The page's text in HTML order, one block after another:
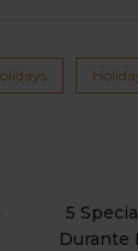
5
Durante